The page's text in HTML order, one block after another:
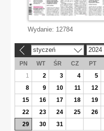
Wydanie: 12784
styczeń 2024
PN WT ŚR CZ PT
1
2 3 4 5
8
9 10 11 12
15
16 17 18 19
22
23 24 25 26
29
30 31